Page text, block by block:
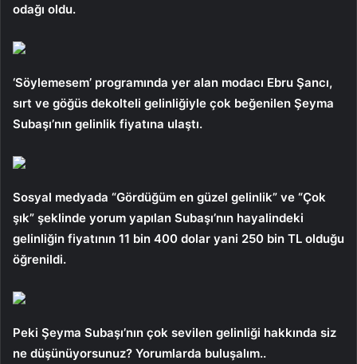
odağı oldu.
‘Söylemesem’ programında yer alan modacı Ebru Şancı,
sırt ve göğüs dekolteli gelinliğiyle çok beğenilen Şeyma
Subaşı’nın gelinlik fiyatına ulaştı.
Sosyal medyada “Gördüğüm en güzel gelinlik” ve “Çok
şık” şeklinde yorum yapılan Subaşı’nın hayalindeki
gelinliğin fiyatının 11 bin 400 dolar yani 250 bin TL olduğu
öğrenildi.
Peki Şeyma Subaşı’nın çok sevilen gelinliği hakkında siz
ne düşünüyorsunuz? Yorumlarda buluşalım..